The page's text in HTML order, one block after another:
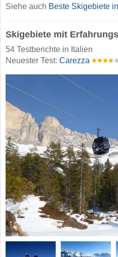
Siehe auch Beste Skigebiete
Skigebiete mit
54 Testberichte in Italien
Neuester Test: Carezza